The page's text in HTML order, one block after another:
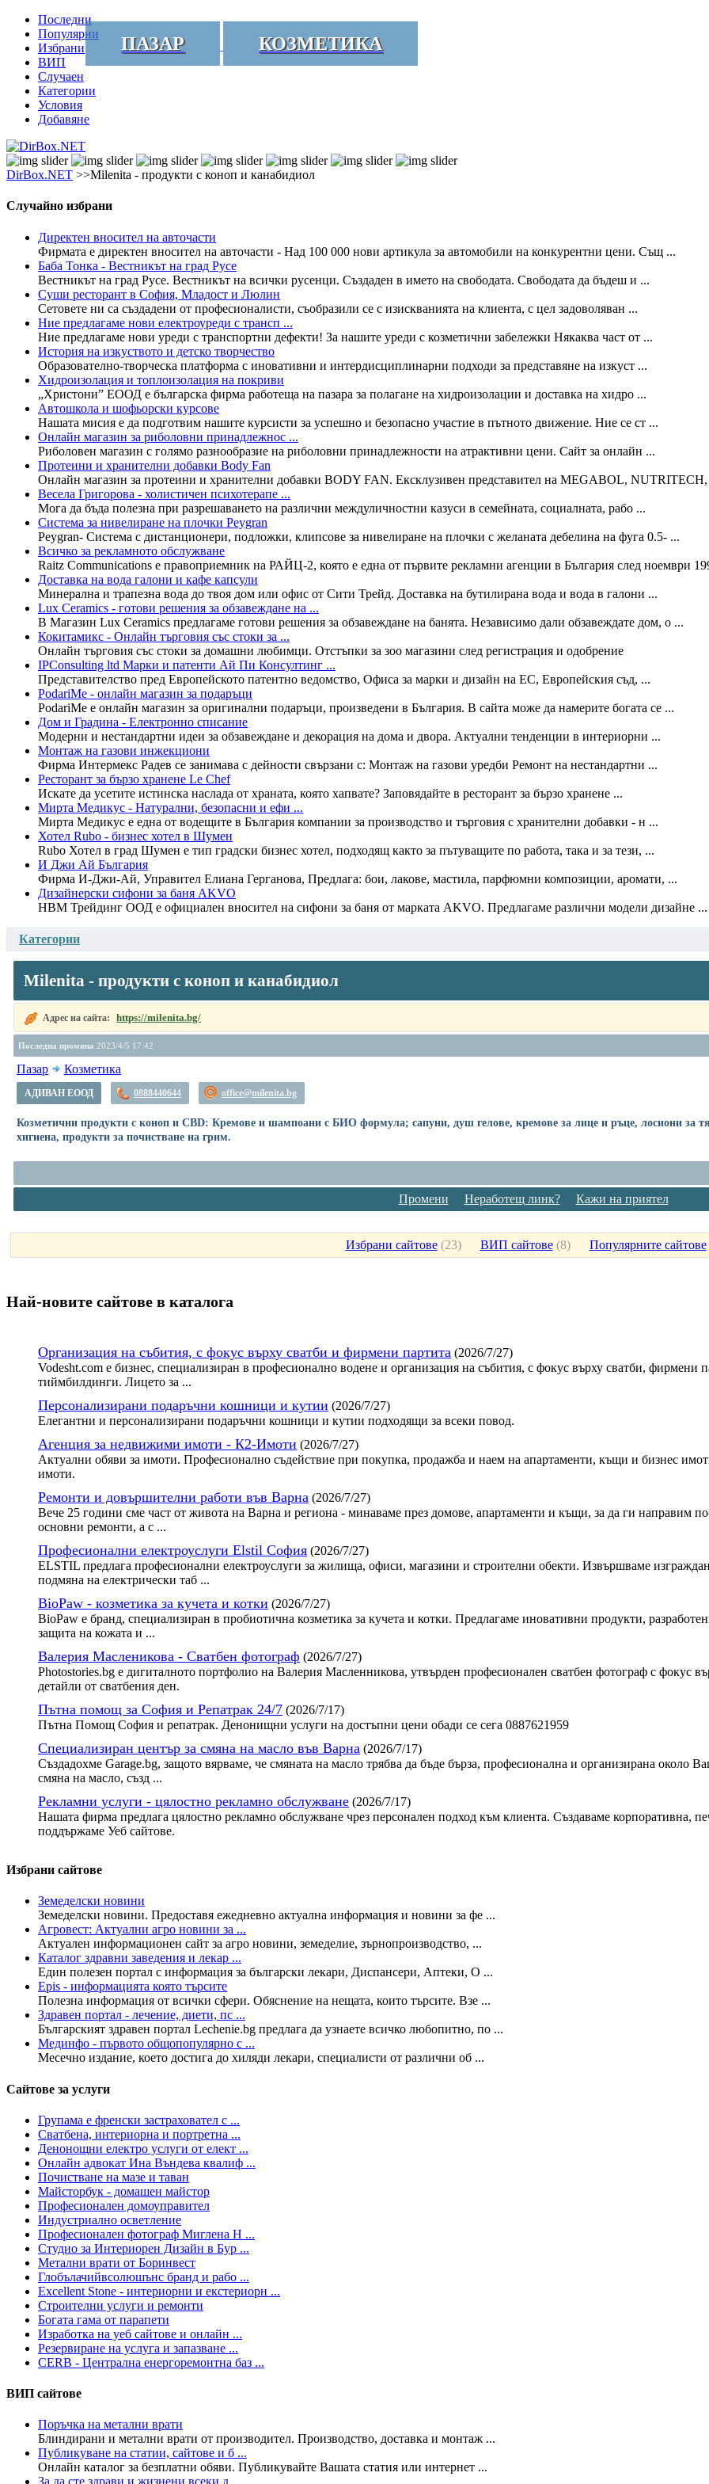
Последни
Популярни
Избрани
ВИП
Случаен
Категории
Условия
Добавяне
ПАЗАР КОЗМЕТИКА
DirBox.NET >>Milenita - продукти с коноп и канабидиол
Случайно избрани
Директен вносител на авточасти
Фирмата е директен вносител на авточасти - Над 100 000 нови артикула за автомобили на конкурентни цени. Същ ...
Баба Тонка - Вестникът на град Русе
Вестникът на град Русе. Вестникът на всички русенци. Създаден в името на свободата. Свободата да бъдеш и ...
Суши ресторант в София, Младост и Люлин
Сетовете ни са създадени от професионалисти, съобразили се с изискванията на клиента, с цел задоволяван ...
Ние предлагаме нови електроуреди с трансп ...
Ние предлагаме нови уреди с транспортни дефекти! За нашите уреди с козметични забележки Някаква част от ...
История на изкуството и детско творчество
Образователно-творческа платформа с иновативни и интердисциплинарни подходи за представяне на изкуст ...
Хидроизолация и топлоизолация на покриви
„Христони” ЕООД е българска фирма работеща на пазара за полагане на хидроизолации и доставка на хидро ...
Автошкола и шофьорски курсове
Нашата мисия е да подготвим нашите курсисти за успешно и безопасно участие в пътното движение. Ние се ст ...
Онлайн магазин за риболовни принадлежнос ...
Риболовен магазин с голямо разнообразие на риболовни принадлежности на атрактивни цени. Сайт за онлайн ...
Протеини и хранителни добавки Body Fan
Онлайн магазин за протеини и хранителни добавки BODY FAN. Ексклузивен представител на MEGABOL,
Весела Григорова - холистичен психотерапе ...
Мога да бъда полезна при разрешаването на различни междуличностни казуси в семейната, социалната, рабо ...
Система за нивелиране на плочки Peygran
Peygran- Система с дистанционери, подложки, клипсове за нивелиране на плочки с желаната дебелина на фуга 0.5- ...
Всичко за рекламното обслужване
Raitz Communications e правоприемник на РАЙЦ-2, която е една от първите рекламни агенции в България след ноември
Доставка на вода галони и кафе капсули
Минерална и трапезна вода до твоя дом или офис от Сити Трейд. Доставка на бутилирана вода и вода в галони ...
Lux Ceramics - готови решения за обзавеждане на ...
В Магазин Lux Ceramics предлагаме готови решения за обзавеждане на банята. Независимо дали обзавеждате дом, о ...
Кокитамикс - Онлайн търговия със стоки за ...
Онлайн търговия със стоки за домашни любимци. Отстъпки за зоо магазини след регистрация и одобрение
IPConsulting ltd Марки и патенти Ай Пи Консултинг ...
Представителство пред Европейското патентно ведомство, Офиса за марки и дизайн на ЕС, Европейския съд, ...
PodariMe - онлайн магазин за подаръци
PodariMe е онлайн магазин за оригинални подаръци, произведени в България. В сайта може да намерите богата се ...
Дом и Градина - Електронно списание
Модерни и нестандартни идеи за обзавеждане и декорация на дома и двора. Актуални тенденции в интериорни ...
Монтаж на газови инжекциони
Фирма Интермекс Радев се занимава с дейности свързани с: Монтаж на газови уредби Ремонт на нестандартни ...
Ресторант за бързо хранене Le Chef
Искате да усетите истинска наслада от храната, която хапвате? Заповядайте в ресторант за бързо хранене ...
Мирта Медикус - Натурални, безопасни и ефи ...
Мирта Медикус е една от водещите в България компании за производство и търговия с хранителни добавки - н ...
Хотел Rubo - бизнес хотел в Шумен
Rubo Хотел в град Шумен е тип градски бизнес хотел, подходящ както за пътуващите по работа, така и за тези, ...
И Джи Ай България
Фирма И-Джи-Ай, Управител Елиана Герганова, Предлага: бои, лакове, мастила, парфюмни композиции, аромати, ...
Дизайнерски сифони за баня AKVO
HBM Трейдинг ООД е официален вносител на сифони за баня от марката AKVO. Предлагаме различни модели дизайне ...
Категории
Milenita - продукти с коноп и канабидиол
Адрес на сайта: https://milenita.bg/
Последна промяна 2023/4/5 17:42
Пазар Козметика
АДИВАН ЕООД 0888440644 office@milenita.bg
Козметични продукти с коноп и CBD: Кремове и шампоани с БИО формула; сапуни, душ гелове, кремове за лице и ръце, лосиони за
хигиена, продукти за почистване на грим.
Промени Неработещ линк? Кажи на приятел
Избрани сайтове(23) ВИП сайтове(8) Популярните сайтове
Най-новите сайтoве в каталога
Организация на събития, с фокус върху сватби и фирмени партита (2026/7/27)
Vodesht.com е бизнес, специализиран в професионално водене и организация на събития, с фокус върху сватби,
тиймбилдинги. Лицето за ...
Персонализирани подаръчни кошници и кутии (2026/7/27)
Елегантни и персонализирани подаръчни кошници и кутии подходящи за всеки повод.
Агенция за недвижими имоти - К2-Имоти (2026/7/27)
Актуални обяви за имоти. Професионално съдействие при покупка, продажба и наем на апартаменти, къщи и бизнес
имоти.
Ремонти и довършителни работи във Варна (2026/7/27)
Вече 25 години сме част от живота на Варна и региона - минаваме през домове, апартаменти и къщи, за да ги направим
основни ремонти, а с ...
Професионални електроуслуги Elstil София (2026/7/27)
ELSTIL предлага професионални електроуслуги за жилища, офиси, магазини и строителни обекти. Извършваме
подмяна на електрически таб ...
BioPaw - козметика за кучета и котки (2026/7/27)
BioPaw е бранд, специализиран в пробиотична козметика за кучета и котки. Предлагаме иновативни продукти,
защита на кожата и ...
Валерия Масленикова - Сватбен фотограф (2026/7/27)
Photostories.bg е дигиталното портфолио на Валерия Масленникова, утвърден професионален сватбен фотограф с фокус
детайли от сватбения ден.
Пътна помощ за София и Репатрак 24/7 (2026/7/17)
Пътна Помощ София и репатрак. Денонищни услуги на достъпни цени обади се сега 0887621959
Специализиран център за смяна на масло във Варна (2026/7/17)
Създадохме Garage.bg, защото вярваме, че смяната на масло трябва да бъде бърза, професионална и организирана около
смяна на масло, създ ...
Рекламни услуги - цялостно рекламно обслужване (2026/7/17)
Нашата фирма предлага цялостно рекламно обслужване чрез персонален подход към клиента. Създаваме корпоративна,
поддържаме Уеб сайтове.
Избрани сайтове
Земеделски новини
Земеделски новини. Предоставя ежедневно актуална информация и новини за фе ...
Агровест: Актуални агро новини за ...
Актуален информационен сайт за агро новини, земеделие, зърнопроизводство, ...
Каталог здравни заведения и лекар ...
Един полезен портал с информация за български лекари, Диспансери, Аптеки, О ...
Epis - информацията която търсите
Полезна информация от всички сфери. Обяснение на нещата, които търсите. Взе ...
Здравен портал - лечение, диети, пс ...
Българският здравен портал Lechenie.bg предлага да узнаете всичко любопитно, по ...
Мединфо - първото общопопулярно с ...
Месечно издание, което достига до хиляди лекари, специалисти от различни об ...
Сайтове за услуги
Групама е френски застраховател с ...
Сватбена, интериорна и портретна ...
Денонощни електро услуги от елект ...
Онлайн адвокат Ина Въндева квалиф ...
Почистване на мазе и таван
Майсторбук - домашен майстор
Професионален домоуправител
Индустриално осветление
Професионален фотограф Миглена Н ...
Студио за Интериорен Дизайн в Бур ...
Метални врати от Боринвест
Глобълачийвсолюшънс бранд и рабо ...
Excellent Stone - интериорни и екстериорн ...
Строителни услуги и ремонти
Богата гама от парапети
Изработка на уеб сайтове и онлайн ...
Резервиране на услуга и запазване ...
CERB - Централна енергоремонтна баз ...
ВИП сайтове
Поръчка на метални врати
Блиндирани и метални врати от производител. Производство, доставка и монтаж ...
Публикуване на статии, сайтове и б ...
Онлайн каталог за безплатни обяви. Публикувайте Вашата статия или интернет ...